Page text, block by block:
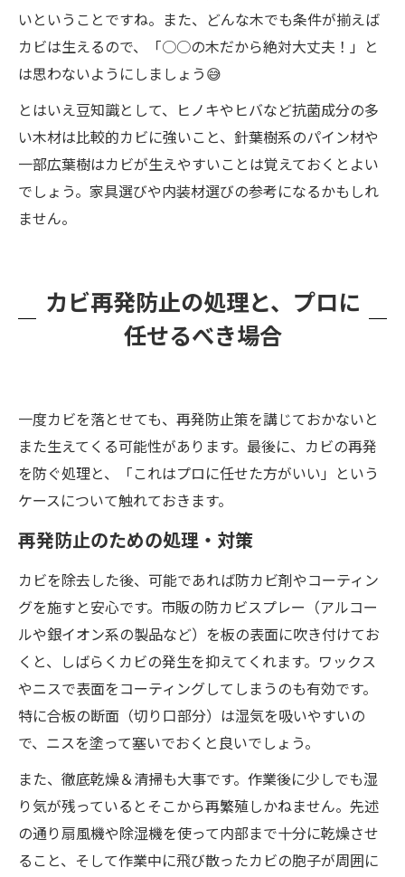
いということですね。また、どんな木でも条件が揃えば
カビは生えるので、「○○の木だから絶対大丈夫！」と
は思わないようにしましょう😅
とはいえ豆知識として、ヒノキやヒバなど抗菌成分の多
い木材は比較的カビに強いこと、針葉樹系のパイン材や
一部広葉樹はカビが生えやすいことは覚えておくとよい
でしょう。家具選びや内装材選びの参考になるかもしれ
ません。
カビ再発防止の処理と、プロに
任せるべき場合
一度カビを落とせても、再発防止策を講じておかないと
また生えてくる可能性があります。最後に、カビの再発
を防ぐ処理と、「これはプロに任せた方がいい」という
ケースについて触れておきます。
再発防止のための処理・対策
カビを除去した後、可能であれば防カビ剤やコーティン
グを施すと安心です。市販の防カビスプレー（アルコー
ルや銀イオン系の製品など）を板の表面に吹き付けてお
くと、しばらくカビの発生を抑えてくれます。ワックス
やニスで表面をコーティングしてしまうのも有効です。
特に合板の断面（切り口部分）は湿気を吸いやすいの
で、ニスを塗って塞いでおくと良いでしょう。
また、徹底乾燥＆清掃も大事です。作業後に少しでも湿
り気が残っているとそこから再繁殖しかねません。先述
の通り扇風機や除湿機を使って内部まで十分に乾燥させ
ること、そして作業中に飛び散ったカビの胞子が周囲に